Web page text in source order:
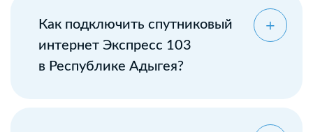
Как подключить спутниковый
интернет Экспресс 103
в Республике Адыгея?